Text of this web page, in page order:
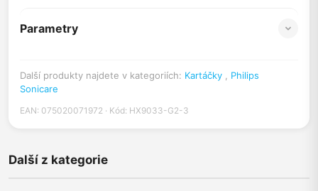
Parametry
Další produkty najdete v kategoriích: Kartáčky
Philips
Sonicare
EAN: 075020071972 · Kód: HX9033-G2-3
Další z kategorie